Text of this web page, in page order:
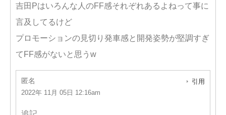
吉田Pはいろんな人のFF感それぞれあるよねって事に
言及してるけど
プロモーションの見切り発車感と開発姿勢が堅調すぎ
てFF感がないと思うw
匿名
2022年 11月 05日 12:16am
引用